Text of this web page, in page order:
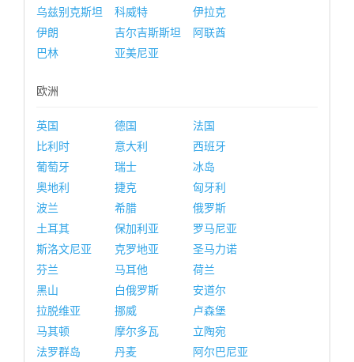
乌兹别克斯坦
科威特
伊拉克
伊朗
吉尔吉斯斯坦
阿联酋
巴林
亚美尼亚
欧洲
英国 德国
法国
比利时
意大利
西班牙
葡萄牙
瑞士
冰岛
奥地利
捷克
匈牙利
波兰
希腊
俄罗斯
土耳其
保加利亚
罗马尼亚
斯洛文尼亚
克罗地亚
圣马力诺
芬兰
马耳他
荷兰
黑山
白俄罗斯
安道尔
拉脱维亚
挪威
卢森堡
马其顿
摩尔多瓦
立陶宛
法罗群岛
丹麦
阿尔巴尼亚